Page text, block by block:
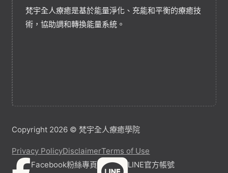
梵宇全人療癒是基於能量淨化、充能和平衡的療癒技
術，協助調和轉換能量系統。
Copyright 2026 © 梵宇全人療癒學院
Privacy PolicyDisclaimerTerms of Use
Facebook粉絲專頁
LINE官方帳號